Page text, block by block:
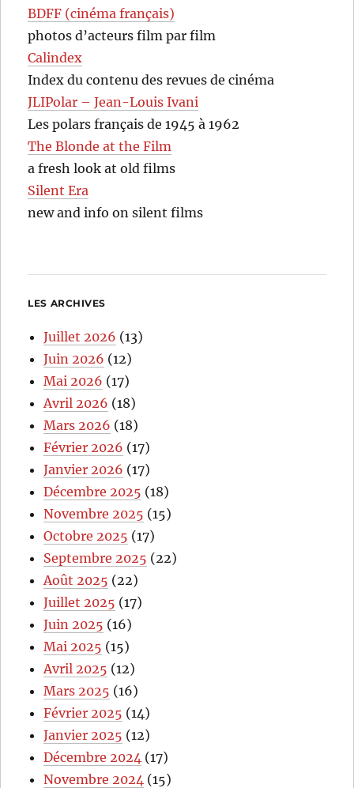
BDFF (cinéma français)
photos d’acteurs film par film
Calindex
Index du contenu des revues de cinéma
JLIPolar – Jean-Louis Ivani
Les polars français de 1945 à 1962
The Blonde at the Film
a fresh look at old films
Silent Era
new and info on silent films
LES ARCHIVES
Juillet 2026 (13)
Juin 2026 (12)
Mai 2026 (17)
Avril 2026 (18)
Mars 2026 (18)
Février 2026 (17)
Janvier 2026 (17)
Décembre 2025 (18)
Novembre 2025 (15)
Octobre 2025 (17)
Septembre 2025 (22)
Août 2025 (22)
Juillet 2025 (17)
Juin 2025 (16)
Mai 2025 (15)
Avril 2025 (12)
Mars 2025 (16)
Février 2025 (14)
Janvier 2025 (12)
Décembre 2024 (17)
Novembre 2024 (15)